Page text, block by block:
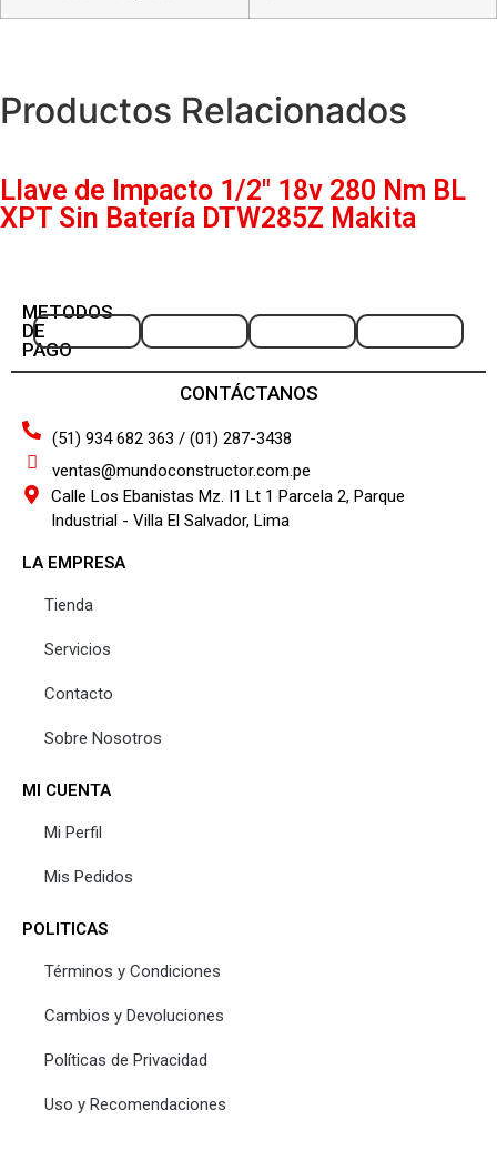
Productos Relacionados
Llave de Impacto 1/2″ 18v 280 Nm BL
XPT Sin Batería DTW285Z Makita
METODOS
DE
PAGO
CONTÁCTANOS
(51) 934 682 363 / (01) 287-3438
ventas@mundoconstructor.com.pe
Calle Los Ebanistas Mz. I1 Lt 1 Parcela 2, Parque
Industrial - Villa El Salvador, Lima
LA EMPRESA
Tienda
Servicios
Contacto
Sobre Nosotros
MI CUENTA
Mi Perfil
Mis Pedidos
POLITICAS
Términos y Condiciones
Cambios y Devoluciones
Políticas de Privacidad
Uso y Recomendaciones